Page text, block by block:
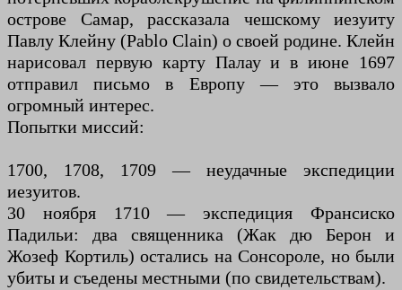
острове Самар, рассказала чешскому иезуиту
Павлу Клейну (Pablo Clain) о своей родине. Клейн
нарисовал первую карту Палау и в июне 1697
отправил письмо в Европу — это вызвало
огромный интерес.
Попытки миссий:
1700, 1708, 1709 — неудачные экспедиции
иезуитов.
30 ноября 1710 — экспедиция Франсиско
Падильи: два священника (Жак дю Берон и
Жозеф Кортиль) остались на Сонсороле, но были
убиты и съедены местными (по свидетельствам).